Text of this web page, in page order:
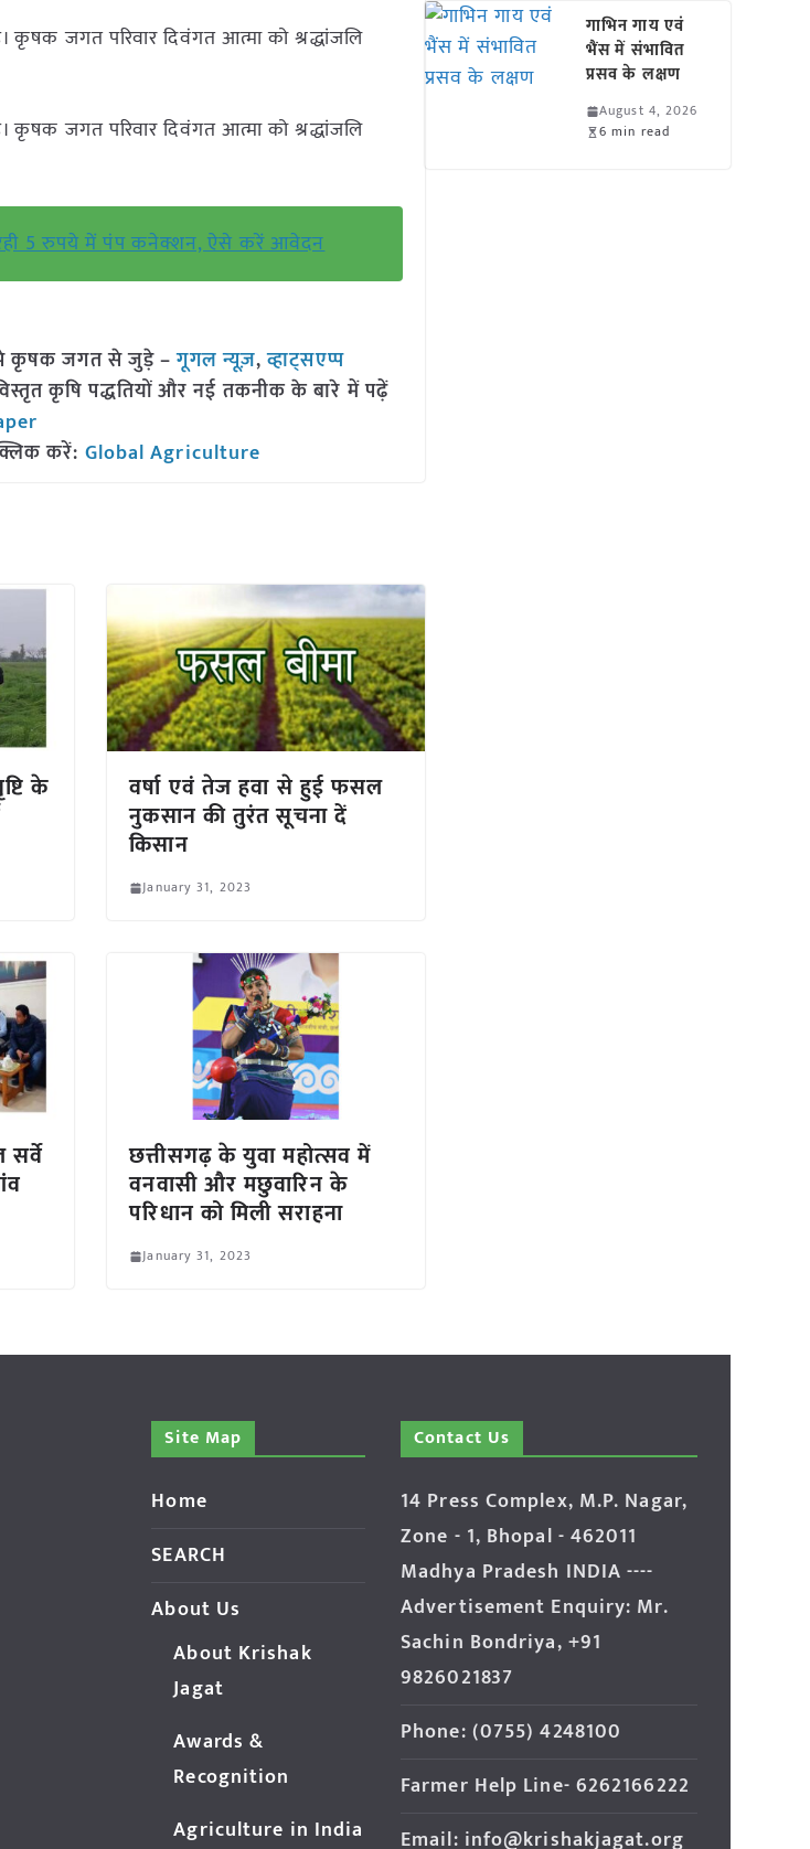
जगत परिवार दिवंगत आत्मा को श्रद्धांजलि
जगत परिवार दिवंगत आत्मा को श्रद्धांजलि
दे रही 5 रुपये में पंप कनेक्शन, ऐसे करें आवेदन
पे कृषक जगत से जुड़े –गूगल न्यूज़,व्हाट्सएप्प
कृषि पद्धतियों और नई तकनीक के बारे में पढ़ें
करें: Global Agriculture
के वर्षा एवं तेज हवा से हुई फसल
नुकसान की तुरंत सूचना दें
किसान
January 31, 2023
छत्तीसगढ़ के युवा महोत्सव में
वनवासी और मछुवारिन के
परिधान को मिली सराहना
January 31, 2023
गाभिन गाय एवं
भैंस में संभावित
प्रसव के लक्षण
August 4, 2026
6 min read
Site Map
Home
SEARCH
About Us
About Krishak
Jagat
Awards &
Recognition
Agriculture in India
Contact Us
14 Press Complex, M.P. Nagar,
Zone - 1, Bhopal - 462011
Madhya Pradesh INDIA ----
Advertisement Enquiry: Mr.
Sachin Bondriya, +91
9826021837
Phone: (0755) 4248100
Farmer Help Line- 6262166222
Email: info@krishakjagat.org